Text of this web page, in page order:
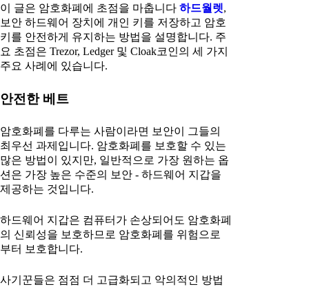
이 글은 암호화폐에 초점을 마춥니다 하드월렛,
보안 하드웨어 장치에 개인 키를 저장하고 암호
키를 안전하게 유지하는 방법을 설명합니다. 주
요 초점은 Trezor, Ledger 및 Cloak코인의 세 가지
주요 사례에 있습니다.
안전한 베트
암호화폐를 다루는 사람이라면 보안이 그들의
최우선 과제입니다. 암호화폐를 보호할 수 있는
많은 방법이 있지만, 일반적으로 가장 원하는 옵
션은 가장 높은 수준의 보안 - 하드웨어 지갑을
제공하는 것입니다.
하드웨어 지갑은 컴퓨터가 손상되어도 암호화폐
의 신뢰성을 보호하므로 암호화폐를 위험으로
부터 보호합니다.
사기꾼들은 점점 더 고급화되고 악의적인 방법